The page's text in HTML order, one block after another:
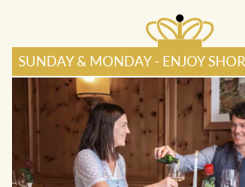
SUNDAY & MONDAY - ENJOY